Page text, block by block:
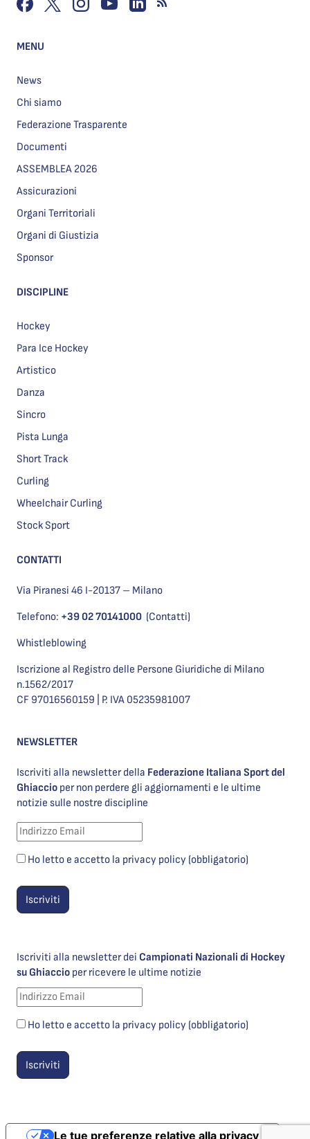
MENU
News
Chi siamo
Federazione Trasparente
Documenti
ASSEMBLEA 2026
Assicurazioni
Organi Territoriali
Organi di Giustizia
Sponsor
DISCIPLINE
Hockey
Para Ice Hockey
Artistico
Danza
Sincro
Pista Lunga
Short Track
Curling
Wheelchair Curling
Stock Sport
CONTATTI
Via Piranesi 46 I-20137 – Milano
Telefono: +39 02 70141000 (Contatti)
Whistleblowing
Iscrizione al Registro delle Persone Giuridiche di Milano
n.1562/2017
CF 97016560159 | P. IVA 05235981007
NEWSLETTER
Iscriviti alla newsletter della Federazione Italiana Sport del
Ghiaccio per non perdere gli aggiornamenti e le ultime
notizie sulle nostre discipline
Ho letto e accetto la privacy policy (obbligatorio)
Iscriviti alla newsletter dei Campionati Nazionali di Hockey
su Ghiaccio per ricevere le ultime notizie
Ho letto e accetto la privacy policy (obbligatorio)
Le tue preferenze relative alla privacy